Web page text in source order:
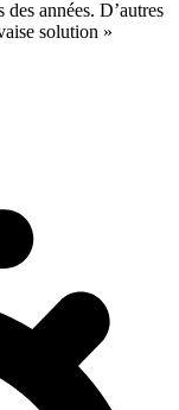
années. D’autres
solution »